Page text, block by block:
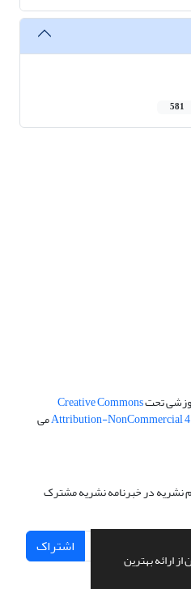
ارائه بهترین
581
تحتCreative Commons
Attribution-NonCommercialمی
نشریه در خبرنامه نشریه مشترک
اشتراک